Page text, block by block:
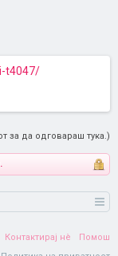
t4047/
за да одговараш тука.)
Контактирај нè
Помош